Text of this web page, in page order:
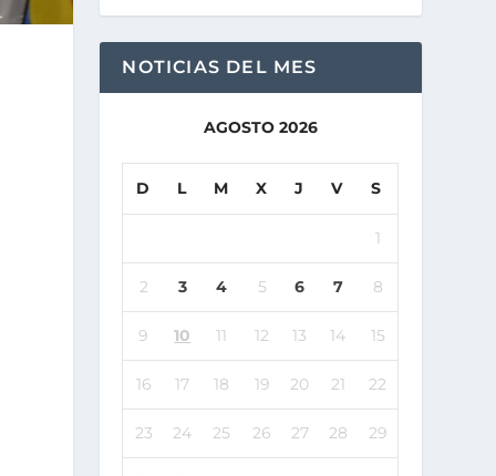
NOTICIAS DEL MES
AGOSTO 2026
D L M X J V S
1
2 3 4 5 6 7 8
9 10 11 12 13 14 15
16 17 18 19 20 21 22
23 24 25 26 27 28 29